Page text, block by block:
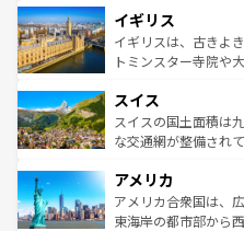
いる。シャンパンの
香り高いラベンダー
らに、パリ以外の地
れる地方に足を運ぶ
きるだろう
を参照してほしい。
顔を持つこの国は、
ルリンの文化的活気
してライン川沿いの
は、お酒好きな人にはぜひ
ドイツ情報はコンテ
イギリス
イギリスは、古きよ
トミンスター寺院や
リアごとに異なる魅
ティー、ビール好き
戦など、本場だから
ンツ一覧を参照してほ
スイス
スイスの国土面積は
な交通網が整備され
の建物がそのまま残
博物館もあり、アル
ことができる。国民
アメリカ
アメリカ合衆国は、
東海岸の都市部から